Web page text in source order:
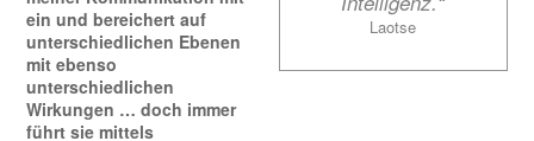
ein und bereichert auf
unterschiedlichen Ebenen
mit ebenso
unterschiedlichen
Wirkungen … doch immer
führt sie mittels
Laotse